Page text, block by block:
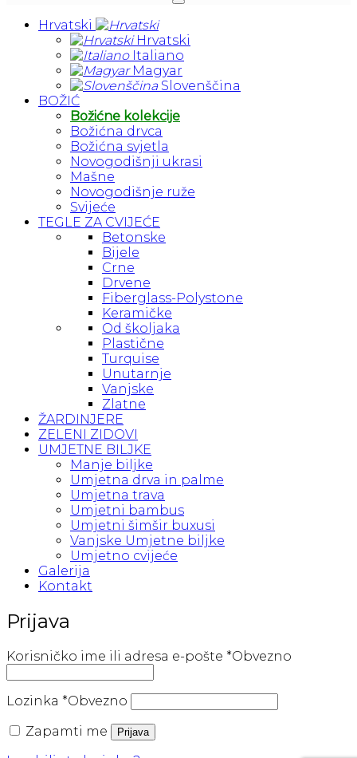
Hrvatski
Hrvatski
Italiano
Magyar
Slovenščina
BOŽIĆ
Božićne kolekcije
Božićna drvca
Božićna svjetla
Novogodišnji ukrasi
Mašne
Novogodišnje ruže
Svijeće
TEGLE ZA CVIJEĆE
Betonske
Bijele
Crne
Drvene
Fiberglass-Polystone
Keramičke
Od školjaka
Plastične
Turquise
Unutarnje
Vanjske
Zlatne
ŽARDINJERE
ZELENI ZIDOVI
UMJETNE BILJKE
Manje biljke
Umjetna drva in palme
Umjetna trava
Umjetni bambus
Umjetni šimšir buxusi
Vanjske Umjetne biljke
Umjetno cvijeće
Galerija
Kontakt
Prijava
Korisničko ime ili adresa e-pošte *Obvezno
Lozinka *Obvezno
Zapamti me
Prijava